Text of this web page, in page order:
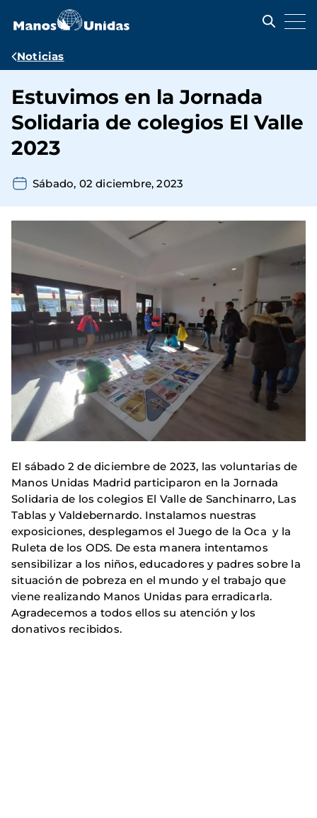
contenido
Ruta
navegación
Noticias
Estuvimos en la Jornada
Solidaria de colegios El Valle
2023
Sábado, 02 diciembre, 2023
El sábado 2 de diciembre de 2023, las voluntarias de
Manos Unidas Madrid participaron en la Jornada
Solidaria de los colegios El Valle de Sanchinarro, Las
Tablas y Valdebernardo. Instalamos nuestras
exposiciones, desplegamos el Juego de la Oca y la
Ruleta de los ODS. De esta manera intentamos
sensibilizar a los niños, educadores y padres sobre la
situación de pobreza en el mundo y el trabajo que
viene realizando Manos Unidas para erradicarla.
Agradecemos a todos ellos su atención y los
donativos recibidos.